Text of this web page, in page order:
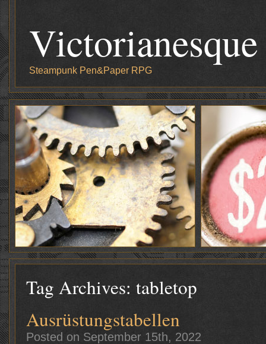
Victorianesque
Steampunk Pen&Paper RPG
Tag Archives: tabletop
Ausrüstungstabellen
Posted on September 15th, 2022